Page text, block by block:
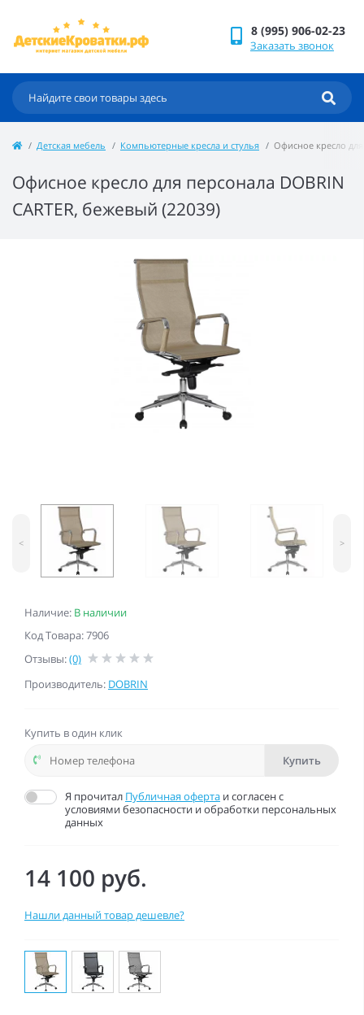
8 (995) 906-02-23
Заказать звонок
Детская мебель Компьютерные кресла и стулья Офисное кресло для
Офисное кресло для персонала DOBRIN
CARTER, бежевый (22039)
Наличие: В наличии
Код Товара: 7906
Отзывы:(0)
Производитель: DOBRIN
< >
Купить в один клик
Купить
Я прочитал Публичная оферта и согласен с
условиями безопасности и обработки персональных
данных
14 100 руб.
Нашли данный товар дешевле?